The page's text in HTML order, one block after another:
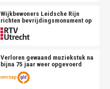
Wijkbewoners Leidsche Rijn
richten bevrijdingsmonument op
Verloren gewaand muziekstuk na
bijna 75 jaar weer opgevoerd